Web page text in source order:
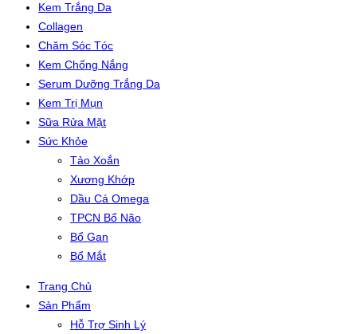
Kem Trắng Da
Collagen
Chăm Sóc Tóc
Kem Chống Nắng
Serum Dưỡng Trắng Da
Kem Trị Mụn
Sữa Rửa Mặt
Sức Khỏe
Tảo Xoắn
Xương Khớp
Dầu Cá Omega
TPCN Bổ Não
Bổ Gan
Bổ Mắt
Trang Chủ
Sản Phẩm
Hỗ Trợ Sinh Lý